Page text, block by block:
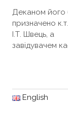
Деканом його
призначено
І.Т. Швець, а
завідувачем
English